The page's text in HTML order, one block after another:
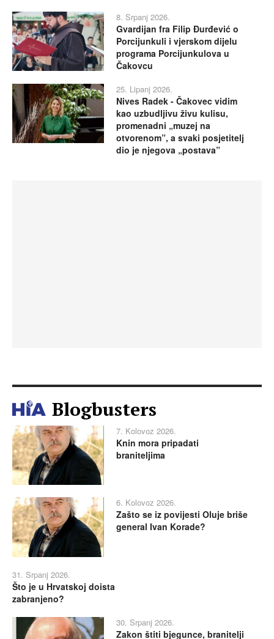
8. Srpanj 2026.
Gvardijan fra Filip Đurđević o
Porcijunkuli i vjerskom dijelu
programa Porcijunkulova u
Čakovcu
25. Lipanj 2026.
Nives Radek - Čakovec vidim
kao uzbudljivu živu kulisu,
promenadni „muzej na
otvorenom”, a svaki posjetitelj
dio je njegova „postava”
Blogbusters
7. Kolovoz 2026.
Knin mora pripadati
braniteljima
6. Kolovoz 2026.
Zašto se iz povijesti Oluje briše
general Ivan Korade?
31. Srpanj 2026.
Što je u Hrvatskoj doista
zabranjeno?
30. Srpanj 2026.
Zakon štiti bjegunce, branitelji